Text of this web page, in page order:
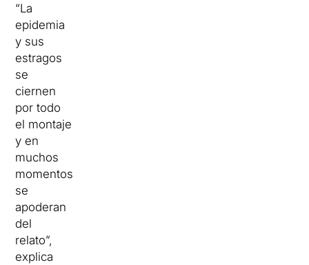
“La
epidemia
y sus
estragos
se
ciernen
por todo
el montaje
y en
muchos
momentos
se
apoderan
del
relato”,
explica